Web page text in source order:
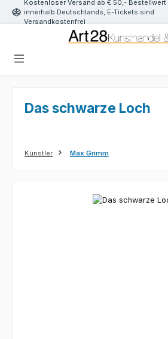
Zum Hauptinhalt springen
Kostenloser Versand ab € 50,- Bestellwert
innerhalb Deutschlands, E-Tickets sind
Versandkostenfrei
Das schwarze Loch
Künstler Max Grimm
Bildergalerie überspringen